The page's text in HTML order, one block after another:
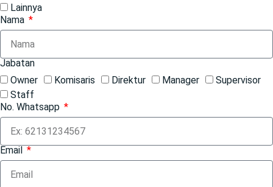
Lainnya
Nama
Jabatan
Owner
Komisaris Direktur Manager
Supervisor
Staff
No. Whatsapp
Email